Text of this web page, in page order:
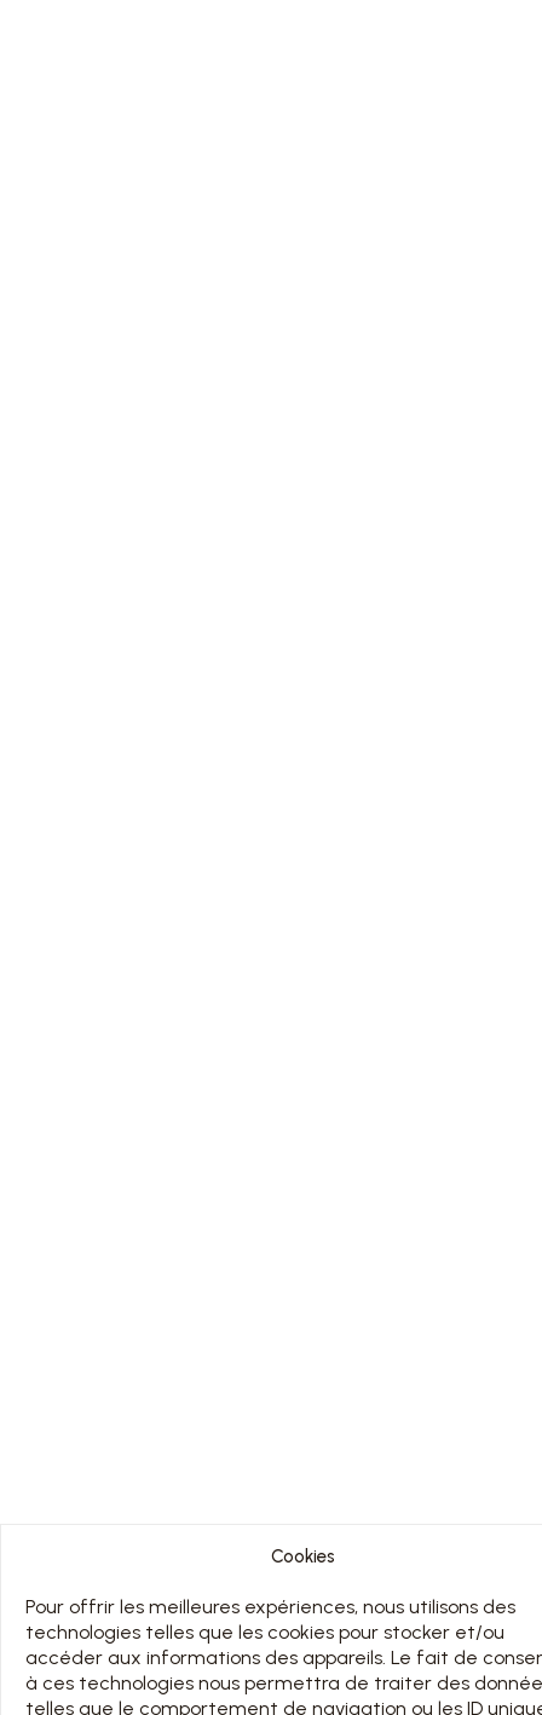
Cookies
Pour offrir les meilleures expériences, nous utilisons des
technologies telles que les cookies pour stocker et/ou
accéder aux informations des appareils. Le fait de
à ces technologies nous permettra de traiter des
telles que le comportement de navigation ou les ID